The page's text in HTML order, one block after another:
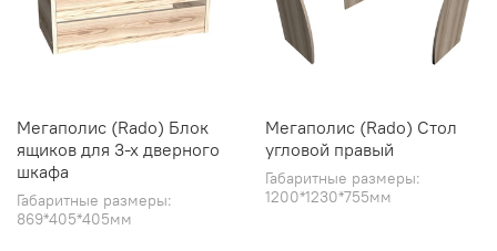
Мегаполис (Rado) Блок
ящиков для 3-х дверного
шкафа
Габаритные размеры:
869*405*405мм
Мегаполис (Rado) Стол
угловой правый
Габаритные размеры:
1200*1230*755мм